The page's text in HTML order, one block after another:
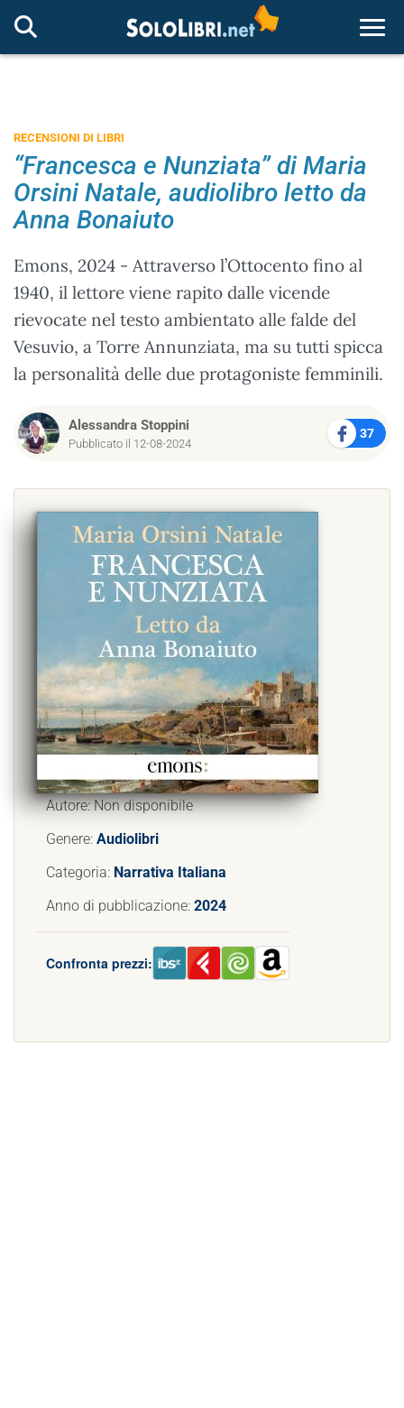
RECENSIONI DI LIBRI
“Francesca e Nunziata” di Maria
Orsini Natale, audiolibro letto da
Anna Bonaiuto
Emons, 2024 - Attraverso l’Ottocento fino al
1940, il lettore viene rapito dalle vicende
rievocate nel testo ambientato alle falde del
Vesuvio, a Torre Annunziata, ma su tutti spicca
la personalità delle due protagoniste femminili.
Alessandra Stoppini
Pubblicato il 12-08-2024
37
Autore: Non disponibile
Genere: Audiolibri
Categoria: Narrativa Italiana
Anno di pubblicazione: 2024
Confronta prezzi: